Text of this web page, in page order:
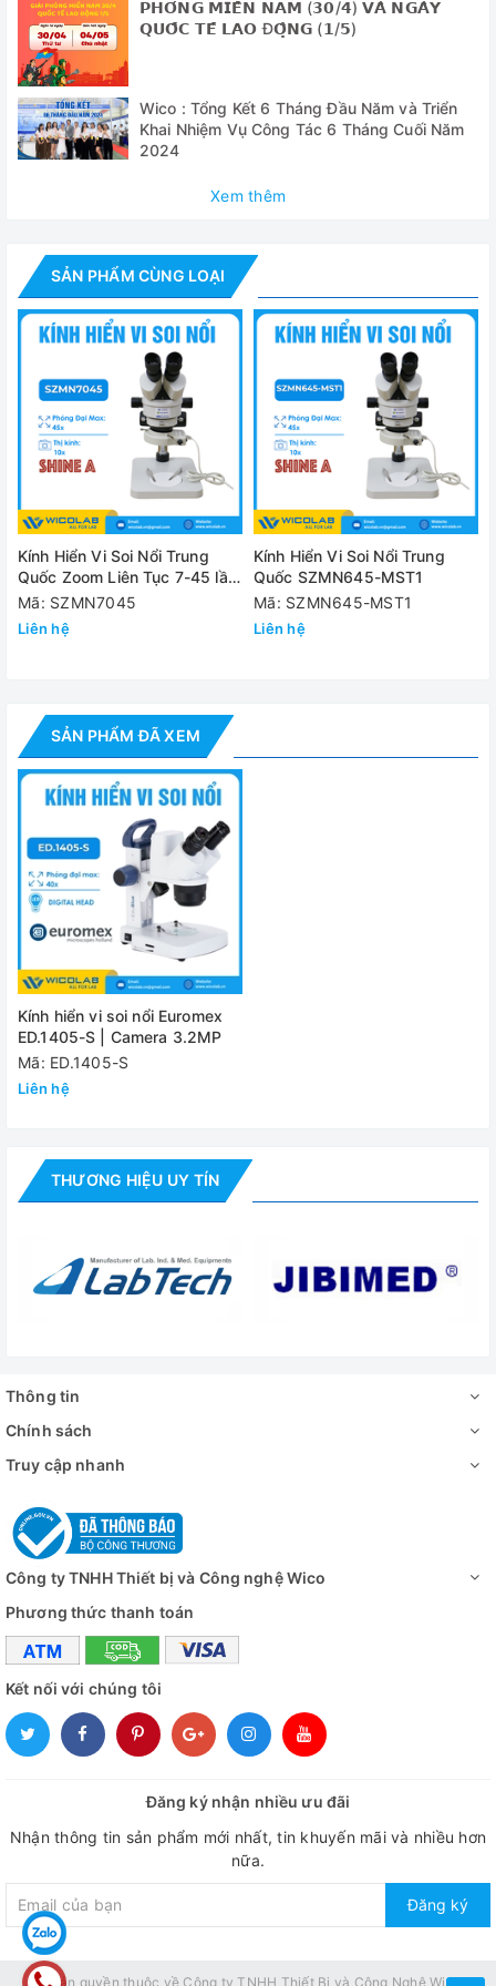
- Phần mềm lưu giữ hình ảnh ImageFocus 4 và phần mềm
phân tích
- Phụ kiện: cáp nguồn, cầu chì dự phòng…
- Tấm phủ máy + hộp xốp đựng máy
- Tài liệu hướng dẫn sử dụng
Model
Đầu quan sát
3600
dụng các
Camera
CMOS
cho độ
pixel
Khoảng cách điều chỉnh
55mm
Cặp thị kính trường rộng
WF10x,
nắp đậy
Bộ vật kính ép
2x/4x,
Khoảng cách làm việc
Chiều cao mẫu vật tối đa
Đánh giá
𝗣𝗛𝗢́𝗡𝗚 𝗠𝗜𝗘̂̀𝗡 𝗡𝗔𝗠 (𝟯𝟬/𝟰) 𝗩𝗔̀ 𝗡𝗚𝗔̀𝗬
𝗤𝗨𝗢̂́𝗖 𝗧𝗘̂́ 𝗟𝗔𝗢 Đ𝗢̣̂𝗡𝗚 (𝟭/𝟱)
Wico : Tổng Kết 6 Tháng Đầu Năm và Triển
Khai Nhiệm Vụ Công Tác 6 Tháng Cuối Năm
2024
Xem thêm
SẢN PHẨM CÙNG LOẠI
Kính Hiển Vi Soi Nổi Trung
Quốc Zoom Liên Tục 7-45 lần
SZMN7045
Mã: SZMN7045
Liên hệ
Kính Hiển Vi Soi Nổi Trung
Quốc SZMN645-MST1
Mã: SZMN645-MST1
Liên hệ
SẢN PHẨM ĐÃ XEM
Kính hiển vi soi nổi Euromex
ED.1405-S | Camera 3.2MP
Mã: ED.1405-S
Liên hệ
THƯƠNG HIỆU UY TÍN
Thông tin
Chính sách
Truy cập nhanh
Công ty TNHH Thiết bị và Công nghệ Wico
Phương thức thanh toán
Kết nối với chúng tôi
Đăng ký nhận nhiều ưu đãi
Nhận thông tin sản phẩm mới nhất, tin khuyến mãi và nhiều hơn
nữa.
Đăng ký
© Bản quyền thuộc về Công ty TNHH Thiết Bị và Công Nghệ Wico